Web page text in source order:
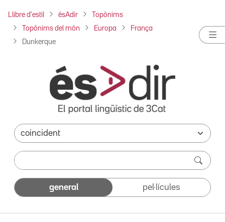
Llibre d'estil ésAdir Topònims
Topònims del món Europa França
Dunkerque
general pel·lícules